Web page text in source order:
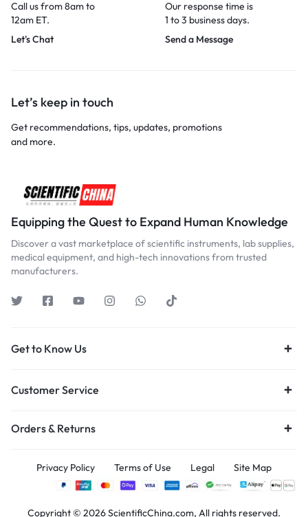
Call us from 8am to
12am ET.
Let's Chat
Our response time is
1 to 3 business days.
Send a Message
Let’s keep in touch
Get recommendations, tips, updates, promotions
and more.
Equipping the Quest to Expand Human Knowledge
Discover a vast marketplace of scientific instruments, lab supplies,
medical equipment, and high-tech innovations from trusted
manufacturers.
Get to Know Us
Customer Service
Orders & Returns
Privacy Policy Terms of Use Legal Site Map
Copyright © 2026 ScientificChina.com, All rights reserved.